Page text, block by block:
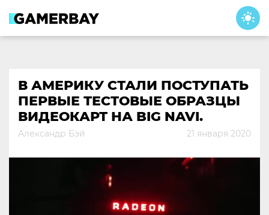
content
В АМЕРИКУ СТАЛИ ПОСТУПАТЬ
ПЕРВЫЕ ТЕСТОВЫЕ ОБРАЗЦЫ
ВИДЕОКАРТ НА BIG NAVI.
Александр Бэй 21 января 2020